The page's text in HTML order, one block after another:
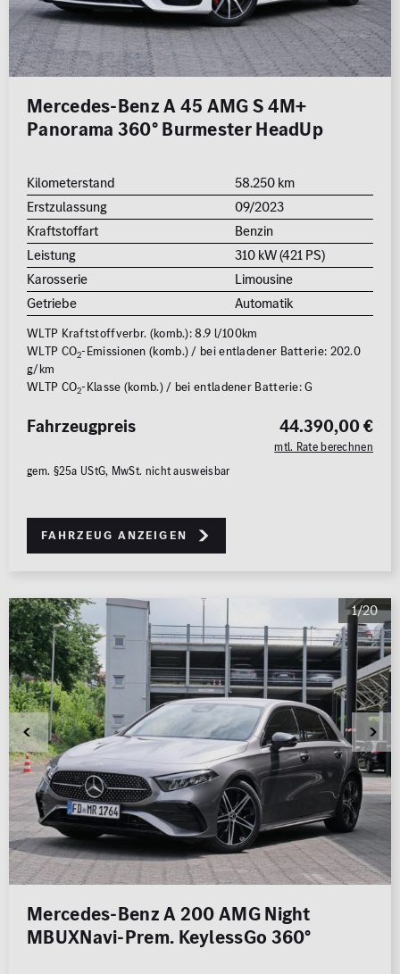
Mercedes-Benz A 45 AMG S 4M+
Panorama 360° Burmester HeadUp
Kilometerstand
58.250 km
Erstzulassung
09/2023
Kraftstoffart
Benzin
Leistung
310 kW (421 PS)
Karosserie
Limousine
Getriebe
Automatik
WLTP Kraftstoffverbr. (komb.): 8.9 l/100km
WLTP CO2-Emissionen (komb.) / bei entladener Batterie: 202.0
g/km
WLTP CO2-Klasse (komb.) / bei entladener Batterie: G
44.390,00 €
mtl. Rate berechnen
Fahrzeugpreis
gem. §25a UStG, MwSt. nicht ausweisbar
Fahrzeug anzeigen
1/20
Mercedes-Benz A 200 AMG Night
MBUXNavi-Prem. KeylessGo 360°